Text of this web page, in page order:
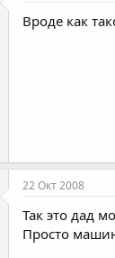
Вроде как
22 Окт 2008
Так это дад
Просто